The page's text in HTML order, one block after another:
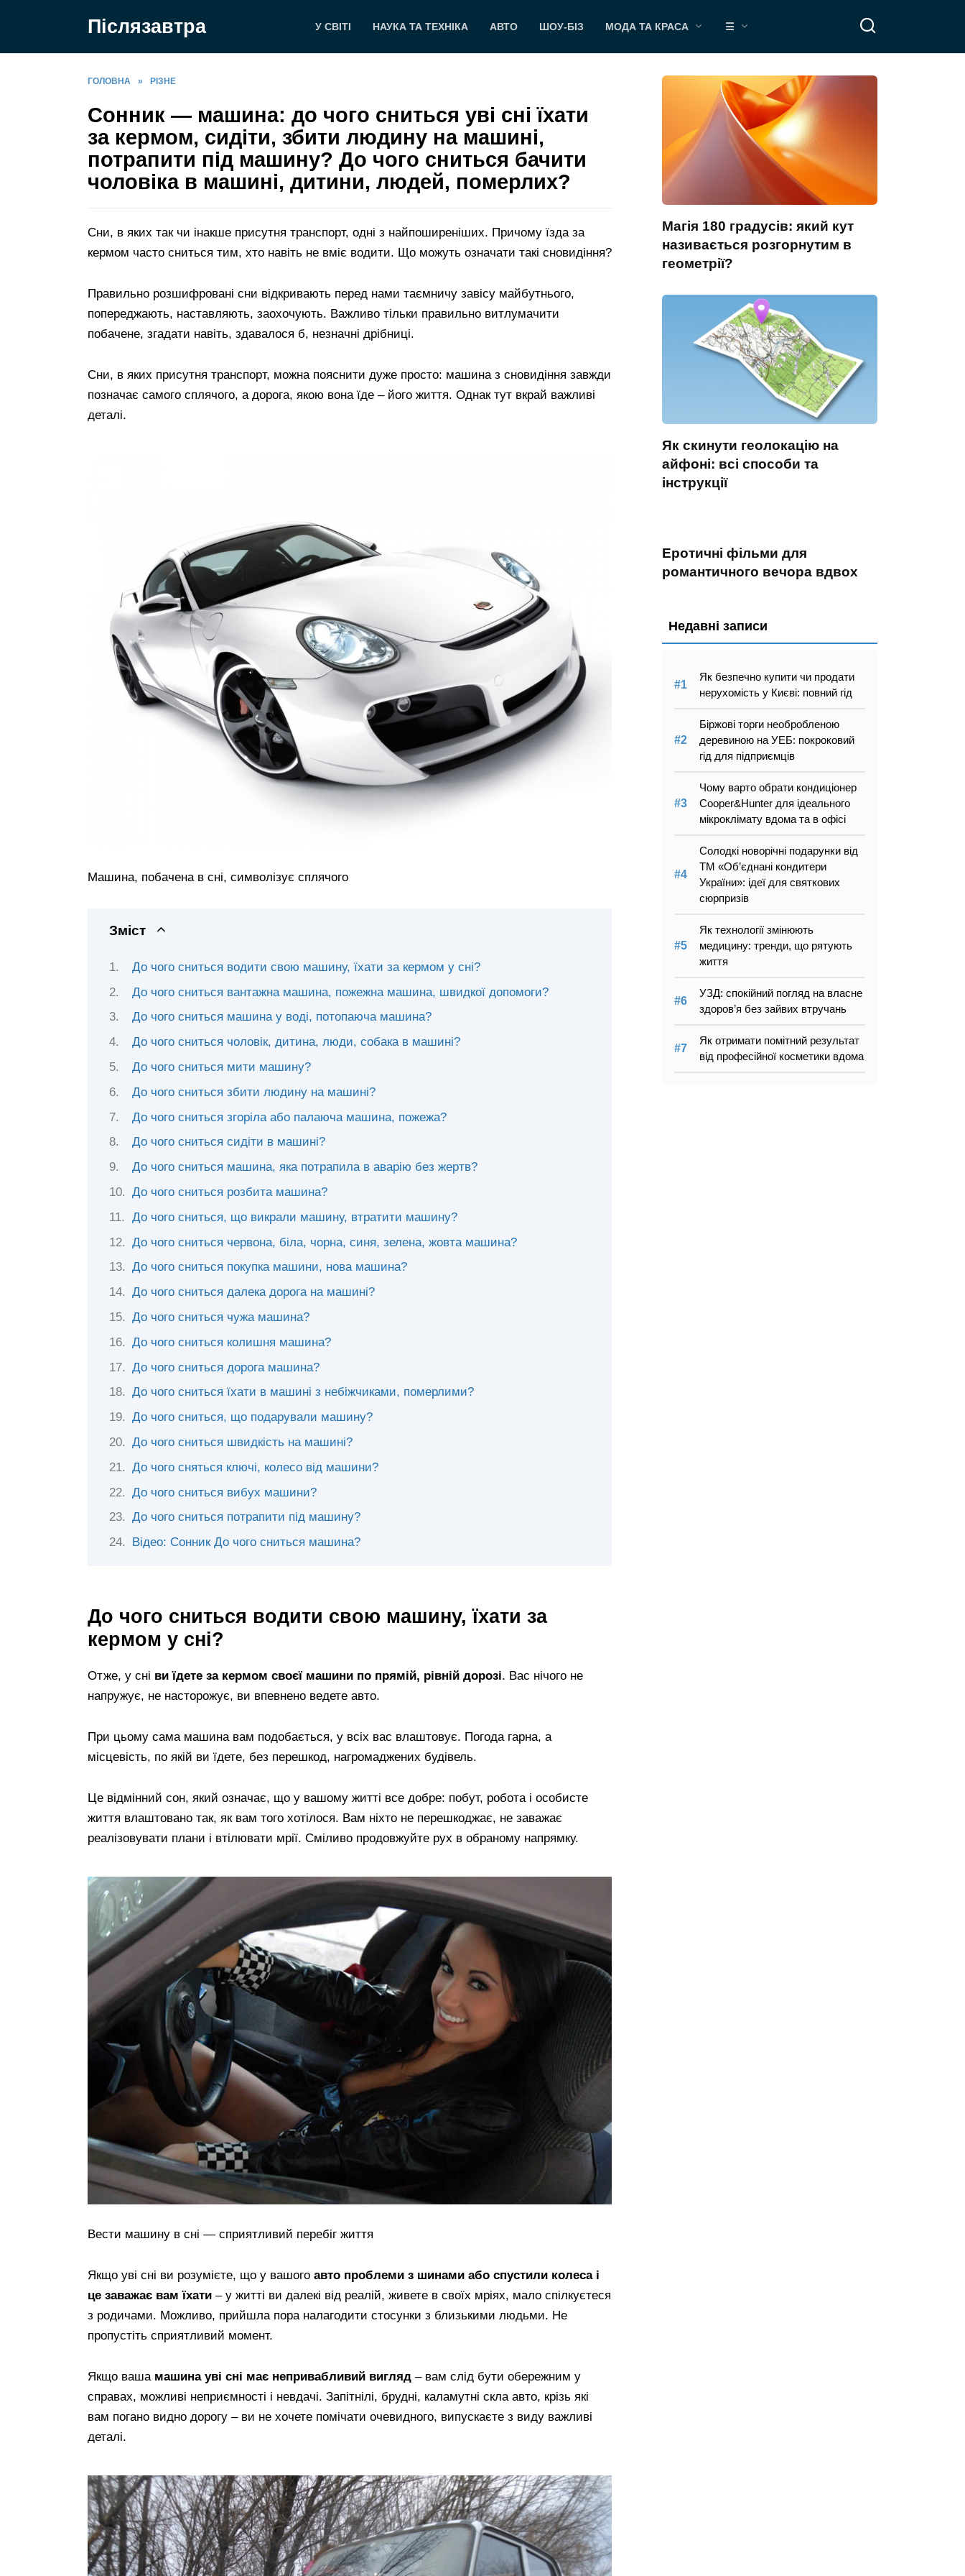
Післязавтра У СВІТІ НАУКА ТА ТЕХНІКА АВТО ШОУ-БІЗ МОДА ТА КРАСА ☰
ГОЛОВНА » РІЗНЕ
Сонник — машина: до чого сниться уві сні їхати
за кермом, сидіти, збити людину на машині,
потрапити під машину? До чого сниться бачити
чоловіка в машині, дитини, людей, померлих?
Сни, в яких так чи інакше присутня транспорт, одні з найпоширеніших. Причому їзда за
кермом часто сниться тим, хто навіть не вміє водити. Що можуть означати такі сновидіння?
Правильно розшифровані сни відкривають перед нами таємничу завісу майбутнього,
попереджають, наставляють, заохочують. Важливо тільки правильно витлумачити
побачене, згадати навіть, здавалося б, незначні дрібниці.
Сни, в яких присутня транспорт, можна пояснити дуже просто: машина з сновидіння завжди
позначає самого сплячого, а дорога, якою вона їде – його життя. Однак тут вкрай важливі
деталі.
Машина, побачена в сні, символізує сплячого
Зміст
До чого сниться водити свою машину, їхати за кермом у сні?
До чого сниться вантажна машина, пожежна машина, швидкої допомоги?
До чого сниться машина у воді, потопаюча машина?
До чого сниться чоловік, дитина, люди, собака в машині?
До чого сниться мити машину?
До чого сниться збити людину на машині?
До чого сниться згоріла або палаюча машина, пожежа?
До чого сниться сидіти в машині?
До чого сниться машина, яка потрапила в аварію без жертв?
До чого сниться розбита машина?
До чого сниться, що викрали машину, втратити машину?
До чого сниться червона, біла, чорна, синя, зелена, жовта машина?
До чого сниться покупка машини, нова машина?
До чого сниться далека дорога на машині?
До чого сниться чужа машина?
До чого сниться колишня машина?
До чого сниться дорога машина?
До чого сниться їхати в машині з небіжчиками, померлими?
До чого сниться, що подарували машину?
До чого сниться швидкість на машині?
До чого сняться ключі, колесо від машини?
До чого сниться вибух машини?
До чого сниться потрапити під машину?
Відео: Сонник До чого сниться машина?
До чого сниться водити свою машину, їхати за
кермом у сні?
Отже, у сні ви їдете за кермом своєї машини по прямій, рівній дорозі. Вас нічого не
напружує, не насторожує, ви впевнено ведете авто.
При цьому сама машина вам подобається, у всіх вас влаштовує. Погода гарна, а
місцевість, по якій ви їдете, без перешкод, нагромаджених будівель.
Це відмінний сон, який означає, що у вашому житті все добре: побут, робота і особисте
життя влаштовано так, як вам того хотілося. Вам ніхто не перешкоджає, не заважає
реалізовувати плани і втілювати мрії. Сміливо продовжуйте рух в обраному напрямку.
Вести машину в сні — сприятливий перебіг життя
Якщо уві сні ви розумієте, що у вашого авто проблеми з шинами або спустили колеса і
це заважає вам їхати – у житті ви далекі від реалій, живете в своїх мріях, мало спілкуєтеся
з родичами. Можливо, прийшла пора налагодити стосунки з близькими людьми. Не
пропустіть сприятливий момент.
Якщо ваша машина уві сні має непривабливий вигляд – вам слід бути обережним у
справах, можливі неприємності і невдачі. Запітнілі, брудні, каламутні скла авто, крізь які
вам погано видно дорогу – ви не хочете помічати очевидного, випускаєте з виду важливі
деталі.
Магія 180 градусів: який кут
називається розгорнутим в
геометрії?
Як скинути геолокацію на
айфоні: всі способи та
інструкції
Еротичні фільми для
романтичного вечора вдвох
Недавні записи
Як безпечно купити чи продати
нерухомість у Києві: повний гід
Біржові торги необробленою
деревиною на УЕБ: покроковий
гід для підприємців
Чому варто обрати кондиціонер
Cooper&Hunter для ідеального
мікроклімату вдома та в офісі
Солодкі новорічні подарунки від
ТМ «Об’єднані кондитери
України»: ідеї для святкових
сюрпризів
Як технології змінюють
медицину: тренди, що рятують
життя
УЗД: спокійний погляд на власне
здоров’я без зайвих втручань
Як отримати помітний результат
від професійної косметики вдома